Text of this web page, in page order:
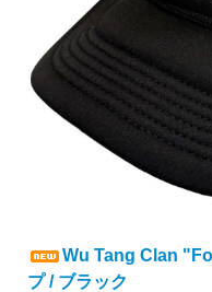
Wu Tang Clan
プ / ブラック